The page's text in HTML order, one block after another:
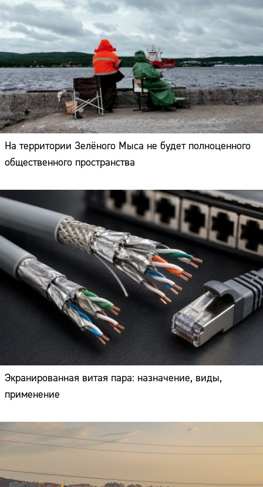
На территории Зелёного Мыса не будет полноценного
общественного пространства
Экранированная витая пара: назначение, виды,
применение